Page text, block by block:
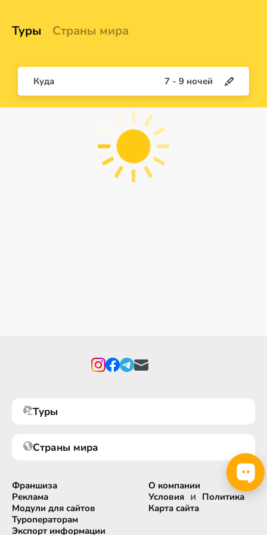
Туры Страны мира
Куда 7 - 9 ночей
Туры
Страны мира
Франшиза
Реклама
Модули для сайтов
Туроператорам
Экспорт информации
О компании
Условия и Политика
Карта сайта